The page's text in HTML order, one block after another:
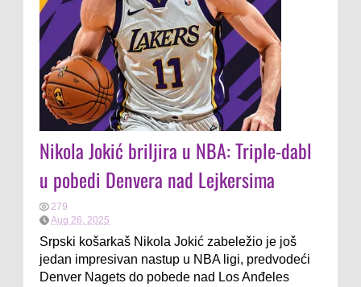
Nikola Jokić briljira u NBA: Triple-dabl
u pobedi Denvera nad Lejkersima
279
Aug 26, 2025
Srpski košarkaš Nikola Jokić zabeležio je još
jedan impresivan nastup u NBA ligi, predvodeći
Denver Nagets do pobede nad Los Anđeles